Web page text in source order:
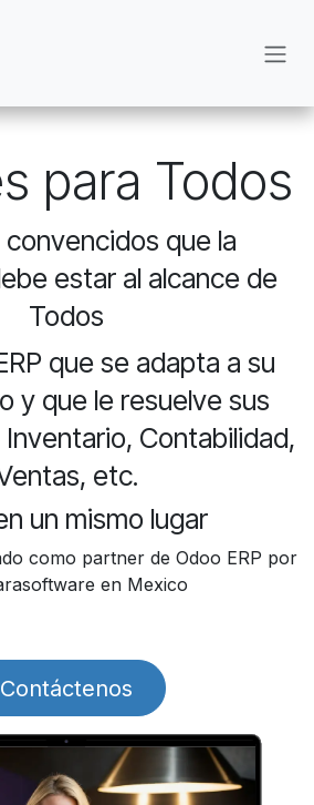
para Todos
convencidos que la
estar al alcance de
Todos
que se adapta a su
y que le resuelve sus
Contabilidad,
etc.
un mismo lugar
como partner de Odoo ERP por
en Mexico
Contáctenos